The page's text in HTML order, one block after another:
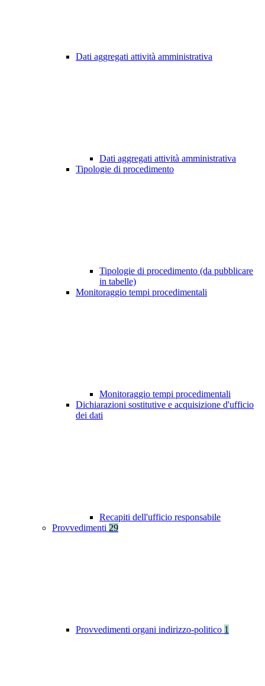
Dati aggregati attività amministrativa
Dati aggregati attività amministrativa
Tipologie di procedimento
Tipologie di procedimento (da pubblicare
in tabelle)
Monitoraggio tempi procedimentali
Monitoraggio tempi procedimentali
Dichiarazioni sostitutive e acquisizione d'ufficio
dei dati
Recapiti dell'ufficio responsabile
Provvedimenti 29
Provvedimenti organi indirizzo-politico 1